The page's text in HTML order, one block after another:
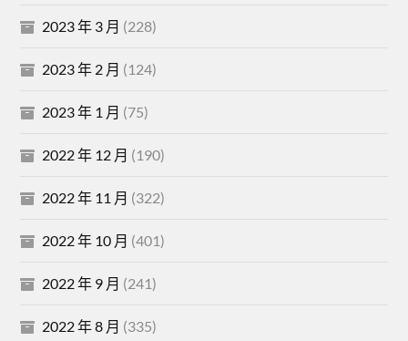
2023 年 3 月 (228)
2023 年 2 月 (124)
2023 年 1 月 (75)
2022 年 12 月 (190)
2022 年 11 月 (322)
2022 年 10 月 (401)
2022 年 9 月 (241)
2022 年 8 月 (335)